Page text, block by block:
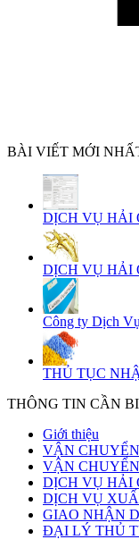
BÀI VIẾT MỚI
DỊCH VỤ HẢI
DỊCH VỤ HẢI
Công ty Dịch
THỦ TỤC
THÔNG TIN CẦN
Giới thiệu
VẬN
VẬN
DỊCH VỤ HẢI
DỊCH VỤ
GIAO NHẬN
ĐẠI LÝ THỦ